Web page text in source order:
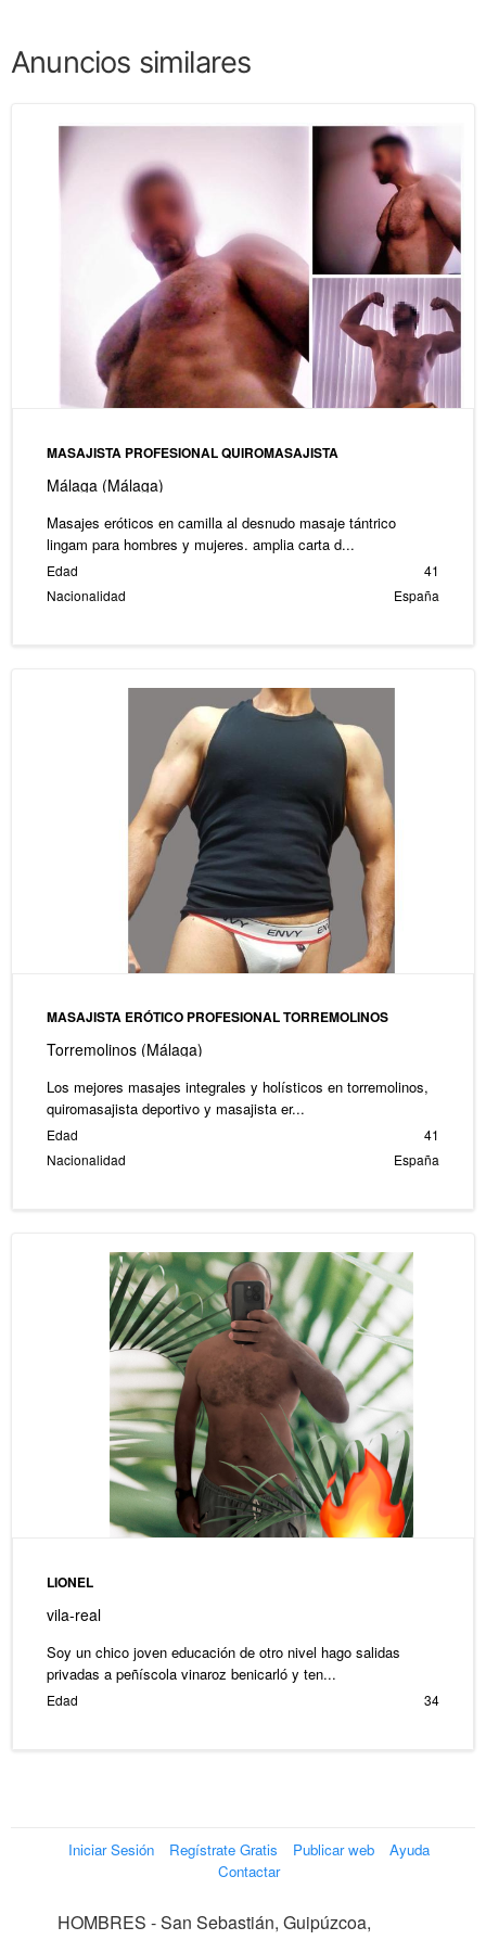
Anuncios similares
MASAJISTA PROFESIONAL QUIROMASAJISTA
Málaga (Málaga)
Masajes eróticos en camilla al desnudo masaje tántrico
lingam para hombres y mujeres. amplia carta d...
Edad
41
Nacionalidad
España
MASAJISTA ERÓTICO PROFESIONAL TORREMOLINOS
Torremolinos (Málaga)
Los mejores masajes integrales y holísticos en torremolinos,
quiromasajista deportivo y masajista er...
Edad
41
Nacionalidad
España
LIONEL
vila-real
Soy un chico joven educación de otro nivel hago salidas
privadas a peñíscola vinaroz benicarló y ten...
Edad 34
Iniciar Sesión Regístrate Gratis Publicar web
Ayuda
Contactar
HOMBRES - San Sebastián, Guipúzcoa,